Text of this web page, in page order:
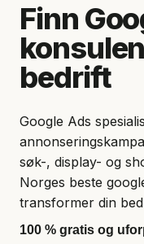
Finn
bedrift
Google Ads
søk-, display- og
Norges beste
transformer din
100 % gratis og